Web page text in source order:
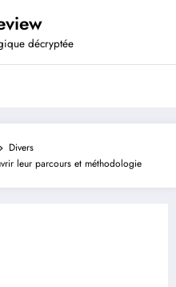
décryptée
Divers
leur parcours et méthodologie